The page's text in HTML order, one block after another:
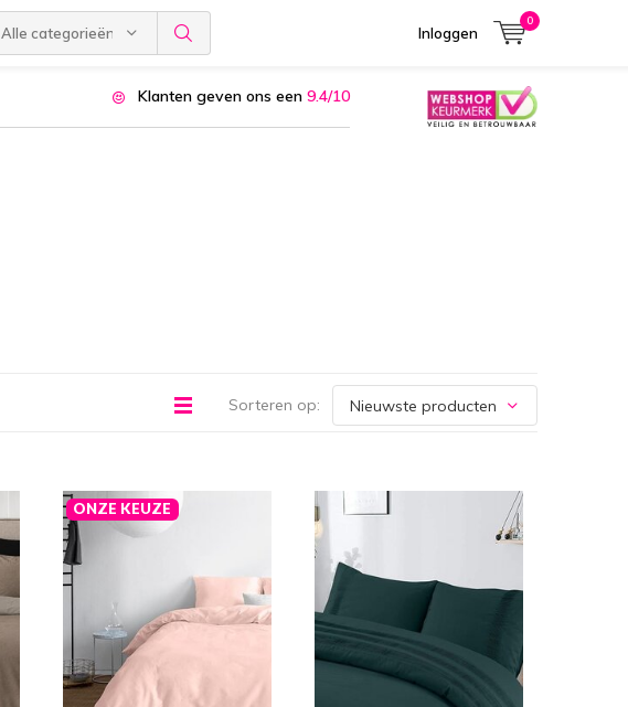
Alle categorieën Inloggen
0
Klanten geven ons een 9.4/10
Sorteren op:
ONZE KEUZE